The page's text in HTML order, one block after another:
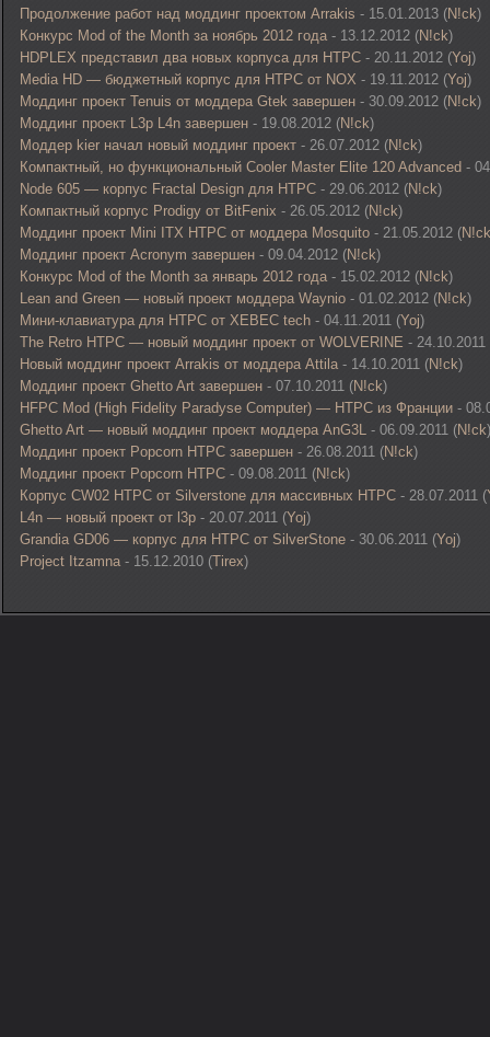
Продолжение работ над моддинг проектом Arrakis - 15.01.2013 (N!ck)
Конкурс Mod of the Month за ноябрь 2012 года - 13.12.2012 (N!ck)
HDPLEX представил два новых корпуса для HTPC - 20.11.2012 (Yoj)
Media HD — бюджетный корпус для HTPC от NOX - 19.11.2012 (Yoj)
Моддинг проект Tenuis от моддера Gtek завершен - 30.09.2012 (N!ck)
Моддинг проект L3p L4n завершен - 19.08.2012 (N!ck)
Моддер kier начал новый моддинг проект - 26.07.2012 (N!ck)
Компактный, но функциональный Cooler Master Elite 120 Advanced -
Node 605 — корпус Fractal Design для HTPC - 29.06.2012 (N!ck)
Компактный корпус Prodigy от BitFenix - 26.05.2012 (N!ck)
Моддинг проект Mini ITX HTPC от моддера Mosquito - 21.05.2012 (N!ck
Моддинг проект Acronym завершен - 09.04.2012 (N!ck)
Конкурс Mod of the Month за январь 2012 года - 15.02.2012 (N!ck)
Lean and Green — новый проект моддера Waynio - 01.02.2012 (N!ck)
Мини-клавиатура для HTPC от XEBEC tech - 04.11.2011 (Yoj)
The Retro HTPC — новый моддинг проект от WOLVERINE - 24.10.2011
Новый моддинг проект Arrakis от моддера Attila - 14.10.2011 (N!ck)
Моддинг проект Ghetto Art завершен - 07.10.2011 (N!ck)
HFPC Mod (High Fidelity Paradyse Computer) — HTPC из Франции -
Ghetto Art — новый моддинг проект моддера AnG3L - 06.09.2011 (N!ck)
Моддинг проект Popcorn HTPC завершен - 26.08.2011 (N!ck)
Моддинг проект Popcorn HTPC - 09.08.2011 (N!ck)
Корпус CW02 HTPC от Silverstone для массивных HTPC - 28.07.2011 (
L4n — новый проект от l3p - 20.07.2011 (Yoj)
Grandia GD06 — корпус для HTPC от SilverStone - 30.06.2011 (Yoj)
Project Itzamna - 15.12.2010 (Tirex)